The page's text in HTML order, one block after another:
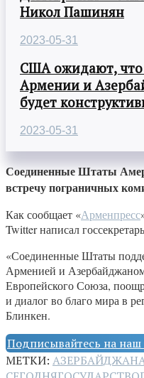
Никол Пашинян
2023-05-31
США ожидают, что
Армении и
будет
2023-05-31
Соединенные Штаты
встречу пограничных
Как сообщает «Арменпресс
Twitter написал
«Соединенные Штаты
Арменией и
Европейского Союза,
и диалог во благо мира в
Блинкен.
Подписывайтесь на наш
МЕТКИ: АЗЕРБАЙДЖАН